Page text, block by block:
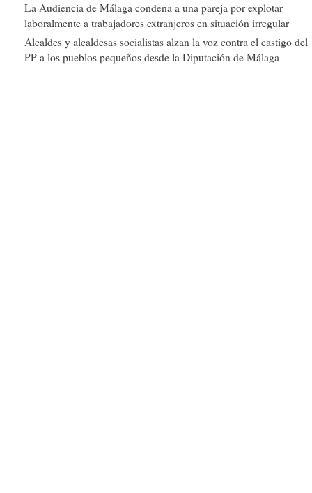
La Audiencia de Málaga condena a una pareja por explotar
laboralmente a trabajadores extranjeros en situación irregular
Alcaldes y alcaldesas socialistas alzan la voz contra el castigo del
PP a los pueblos pequeños desde la Diputación de Málaga